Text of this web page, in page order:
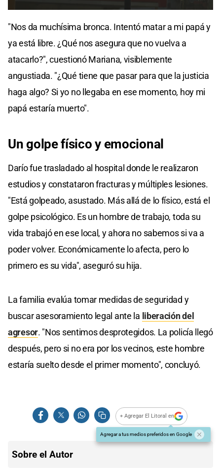
"Nos da muchísima bronca. Intentó matar a mi papá y
ya está libre. ¿Qué nos asegura que no vuelva a
atacarlo?", cuestionó Mariana, visiblemente
angustiada. "¿Qué tiene que pasar para que la justicia
haga algo? Si yo no llegaba en ese momento, hoy mi
papá estaría muerto".
Un golpe físico y emocional
Darío fue trasladado al hospital donde le realizaron
estudios y constataron fracturas y múltiples lesiones.
"Está golpeado, asustado. Más allá de lo físico, está el
golpe psicológico. Es un hombre de trabajo, toda su
vida trabajó en ese local, y ahora no sabemos si va a
poder volver. Económicamente lo afecta, pero lo
primero es su vida", aseguró su hija.
La familia evalúa tomar medidas de seguridad y
buscar asesoramiento legal ante la liberación del
agresor. "Nos sentimos desprotegidos. La policía llegó
después, pero si no era por los vecinos, este hombre
estaría suelto desde el primer momento", concluyó.
+ Agregar El Litoral en
Agregar a tus medios preferidos en Google
Sobre el Autor